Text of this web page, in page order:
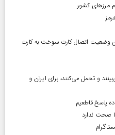
آخرین وضعیت اتصال کارت سوخت به کارت
و تحمل می‌کنند، برای ایران و
پاسخ قاطعیم
صحت ندارد